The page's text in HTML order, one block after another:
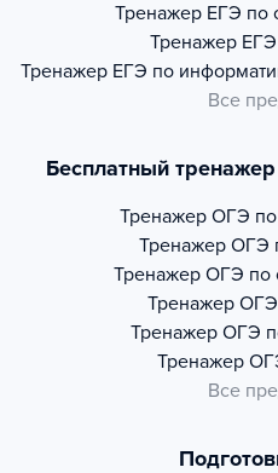
Тренажер ЕГЭ по
Тренажер
Тренажер ЕГЭ по
Все
Бесплатный
Тренажер ОГЭ по
Тренажер ОГЭ
Тренажер ОГЭ по
Тренажер ОГЭ
Тренажер ОГЭ
Тренажер
Все